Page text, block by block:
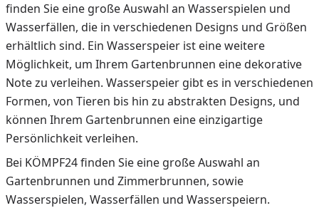
finden Sie eine große Auswahl an Wasserspielen und
Wasserfällen, die in verschiedenen Designs und Größen
erhältlich sind. Ein Wasserspeier ist eine weitere
Möglichkeit, um Ihrem Gartenbrunnen eine dekorative
Note zu verleihen. Wasserspeier gibt es in verschiedenen
Formen, von Tieren bis hin zu abstrakten Designs, und
können Ihrem Gartenbrunnen eine einzigartige
Persönlichkeit verleihen.
Bei KÖMPF24 finden Sie eine große Auswahl an
Gartenbrunnen und Zimmerbrunnen, sowie
Wasserspielen, Wasserfällen und Wasserspeiern.